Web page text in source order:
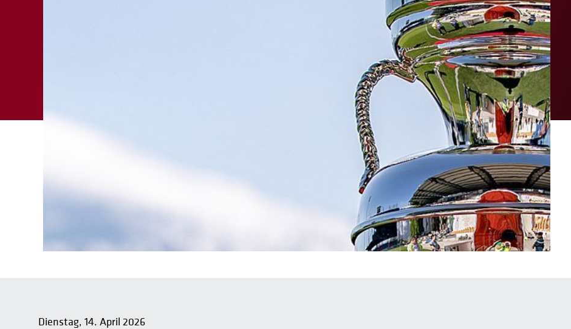
Dienstag, 14. April 2026